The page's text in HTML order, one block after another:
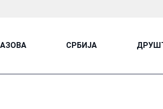
СРБИЈА